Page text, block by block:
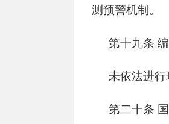
测预警机制。
第十九条
未依法进
第二十条